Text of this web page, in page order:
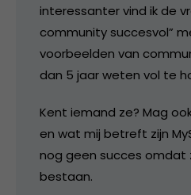
interessanter vind ik de
community succesvol”
voorbeelden van
dan 5 jaar weten vol te
Kent iemand ze? Mag
en wat mij betreft zijn
nog geen succes omdat
bestaan.